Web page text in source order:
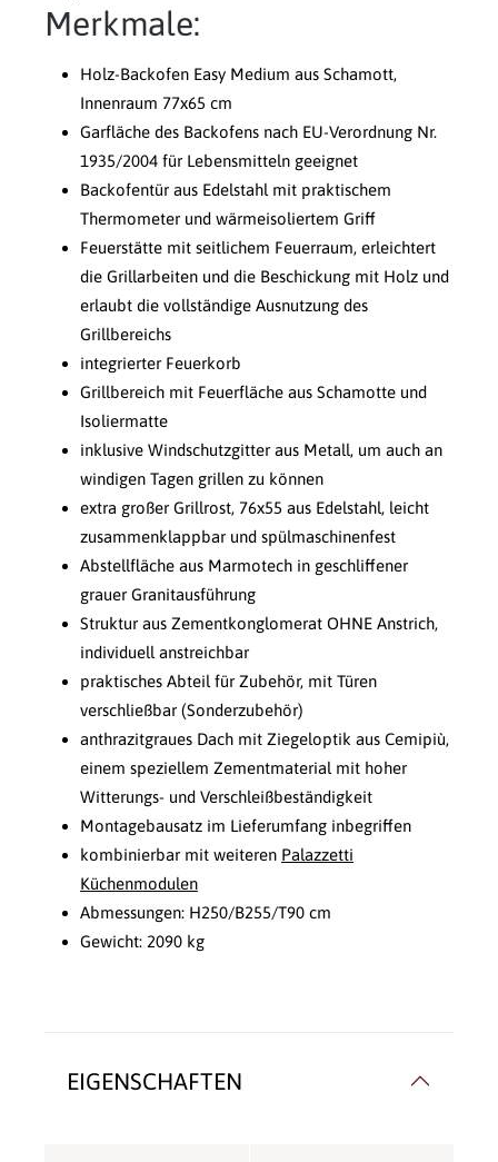
Merkmale:
Holz-Backofen Easy Medium aus Schamott,
Innenraum 77x65 cm
Garfläche des Backofens nach EU-Verordnung Nr.
1935/2004 für Lebensmitteln geeignet
Backofentür aus Edelstahl mit praktischem
Thermometer und wärmeisoliertem Griff
Feuerstätte mit seitlichem Feuerraum, erleichtert
die Grillarbeiten und die Beschickung mit Holz und
erlaubt die vollständige Ausnutzung des
Grillbereichs
integrierter Feuerkorb
Grillbereich mit Feuerfläche aus Schamotte und
Isoliermatte
inklusive Windschutzgitter aus Metall, um auch an
windigen Tagen grillen zu können
extra großer Grillrost, 76x55 aus Edelstahl, leicht
zusammenklappbar und spülmaschinenfest
Abstellfläche aus Marmotech in geschliffener
grauer Granitausführung
Struktur aus Zementkonglomerat OHNE Anstrich,
individuell anstreichbar
praktisches Abteil für Zubehör, mit Türen
verschließbar (Sonderzubehör)
anthrazitgraues Dach mit Ziegeloptik aus Cemipiù,
einem speziellem Zementmaterial mit hoher
Witterungs- und Verschleißbeständigkeit
Montagebausatz im Lieferumfang inbegriffen
kombinierbar mit weiteren Palazzetti
Küchenmodulen
Abmessungen: H250/B255/T90 cm
Gewicht: 2090 kg
EIGENSCHAFTEN